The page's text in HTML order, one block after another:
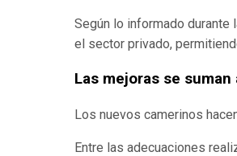
Según lo informado durante
el sector privado,
Las mejoras se
Los nuevos camerinos
Entre las adecuaciones